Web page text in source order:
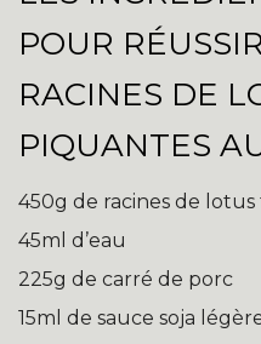
POUR
RACINES DE
PIQUANTES
450g de racines de lotus
45ml d’eau
225g de carré de porc
15ml de sauce soja